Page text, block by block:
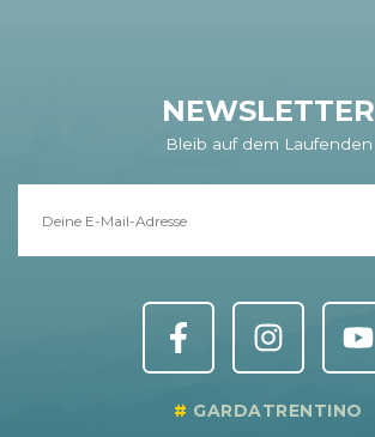
NEWSLETTER
Bleib auf dem Laufenden
GARDATRENTINO